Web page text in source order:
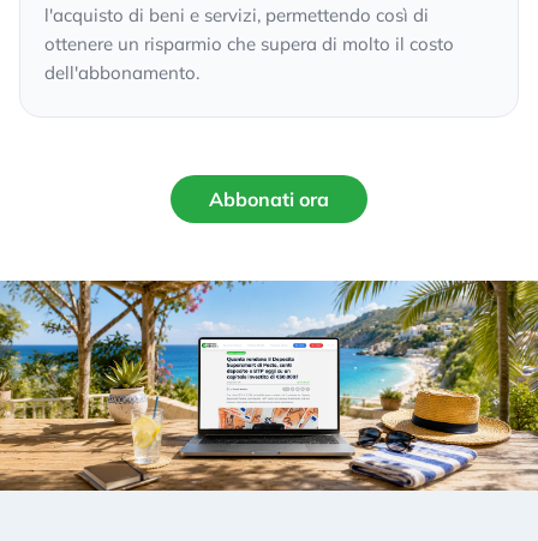
l'acquisto di beni e servizi, permettendo così di
ottenere un risparmio che supera di molto il costo
dell'abbonamento.
Abbonati ora